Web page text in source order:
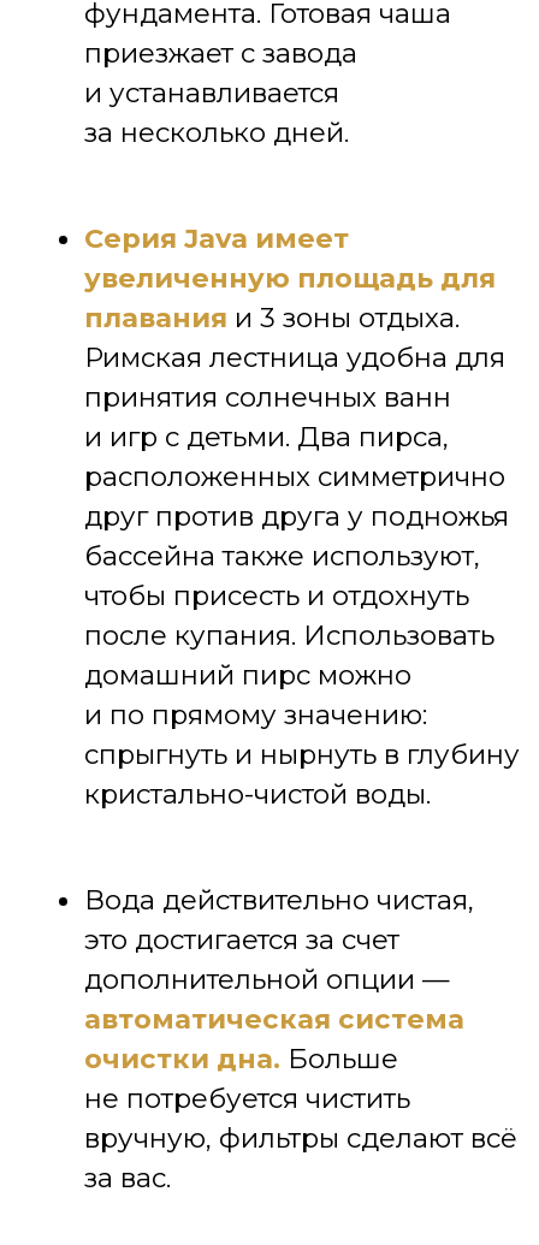
скольжение и скопление
ОТПРАВЬТЕ ЗАЯВКУ
НА ДАННУЮ МОДЕЛЬ
Оформить заявку
Отправляя данную форму, я даю своё
согласие на обработку моей персональной
информации на условиях, определенных
Политикой конфиденциальности
ФОТО РАССКАЖУТ
ВАМ О БАССЕЙНАХ
JAVA 125